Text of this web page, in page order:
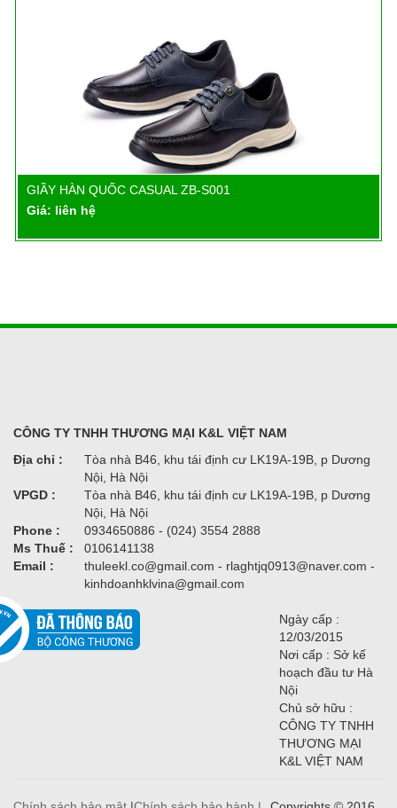
Chi tiết
GIẦY HÀN QUỐC CASUAL ZB-S001
Giá: liên hệ
CÔNG TY TNHH THƯƠNG MẠI K&L VIỆT NAM
Địa chỉ :
Tòa nhà B46, khu tái định cư LK19A-19B, p Dương
Nội, Hà Nội
VPGD :
Tòa nhà B46, khu tái định cư LK19A-19B, p Dương
Nội, Hà Nội
Phone :
0934650886 - (024) 3554 2888
Ms Thuế :
0106141138
Email :
thuleekl.co@gmail.com - rlaghtjq0913@naver.com -
kinhdoanhklvina@gmail.com
Ngày cấp :
12/03/2015
Nơi cấp : Sở kế
hoạch đầu tư Hà
Nội
Chủ sở hữu :
CÔNG TY TNHH
THƯƠNG MẠI
K&L VIỆT NAM